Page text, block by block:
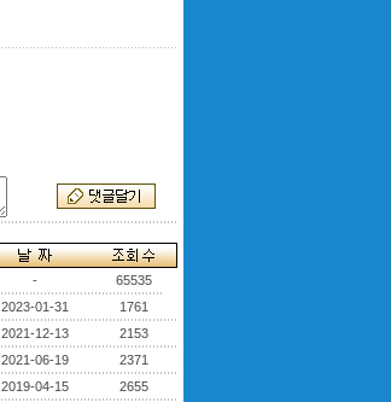
-
65535
2023-01-31
1761
2021-12-13
2153
2021-06-19
2371
2019-04-15
2655